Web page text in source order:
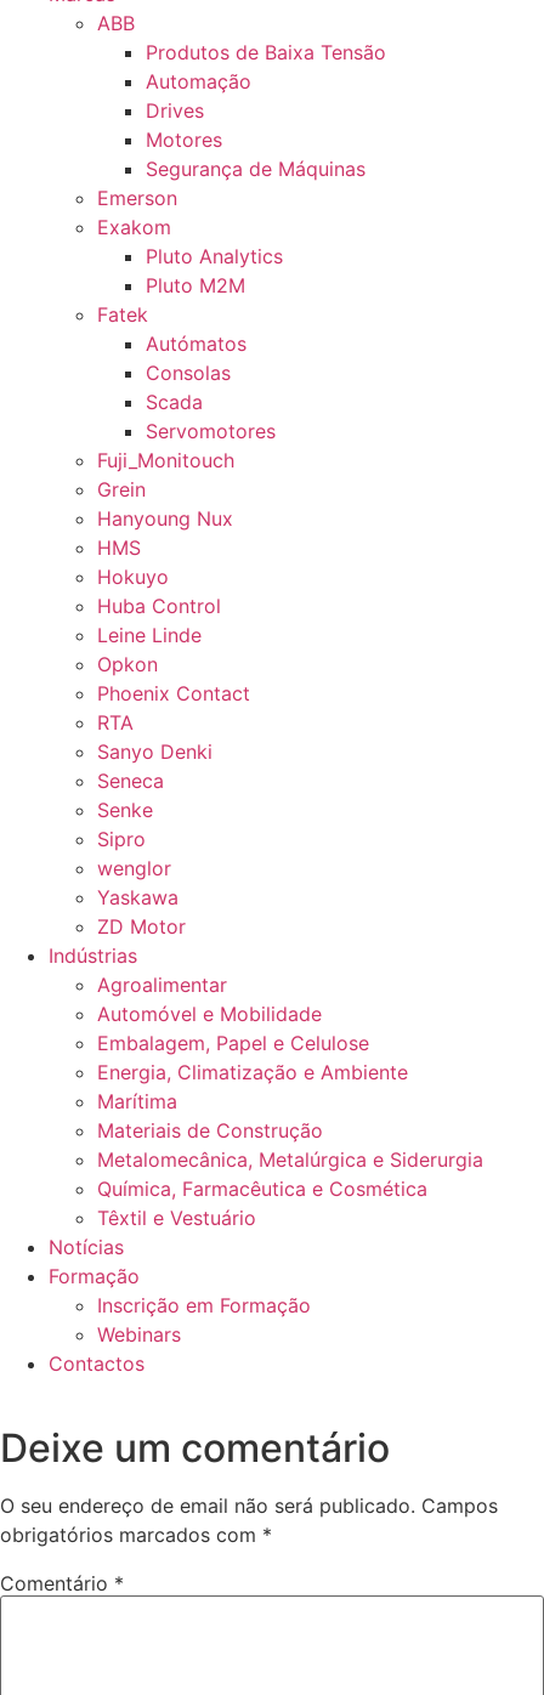
ABB
Produtos de Baixa Tensão
Automação
Drives
Motores
Segurança de Máquinas
Emerson
Exakom
Pluto Analytics
Pluto M2M
Fatek
Autómatos
Consolas
Scada
Servomotores
Fuji_Monitouch
Grein
Hanyoung Nux
HMS
Hokuyo
Huba Control
Leine Linde
Opkon
Phoenix Contact
RTA
Sanyo Denki
Seneca
Senke
Sipro
wenglor
Yaskawa
ZD Motor
Indústrias
Agroalimentar
Automóvel e Mobilidade
Embalagem, Papel e Celulose
Energia, Climatização e Ambiente
Marítima
Materiais de Construção
Metalomecânica, Metalúrgica e Siderurgia
Química, Farmacêutica e Cosmética
Têxtil e Vestuário
Notícias
Formação
Inscrição em Formação
Webinars
Contactos
Deixe um comentário
O seu endereço de email não será publicado. Campos
obrigatórios marcados com *
Comentário *